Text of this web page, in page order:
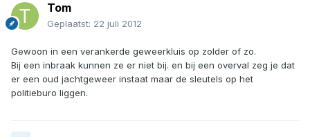
Tom
Geplaatst: 22 juli 2012
Gewoon in een verankerde geweerkluis op zolder of zo.
Bij een inbraak kunnen ze er niet bij. en bij een overval zeg je dat
er een oud jachtgeweer instaat maar de sleutels op het
politieburo liggen.